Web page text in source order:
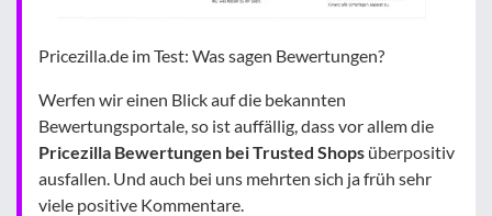
Pricezilla.de im Test: Was sagen Bewertungen?
Werfen wir einen Blick auf die bekannten
Bewertungsportale, so ist auffällig, dass vor allem die
Pricezilla Bewertungen bei Trusted Shops überpositiv
ausfallen. Und auch bei uns mehrten sich ja früh sehr
viele positive Kommentare.